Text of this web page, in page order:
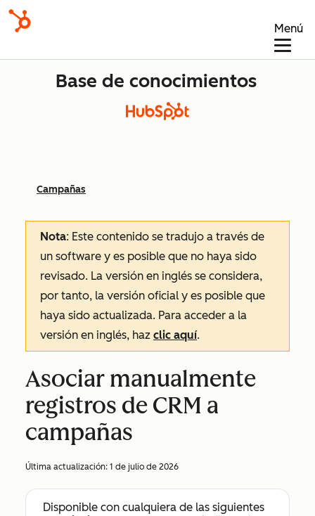
Menú
Base de conocimientos
Campañas
Nota: Este contenido se tradujo a través de
un software y es posible que no haya sido
revisado. La versión en inglés se considera,
por tanto, la versión oficial y es posible que
haya sido actualizada. Para acceder a la
versión en inglés, haz clic aquí.
Asociar manualmente
registros de CRM a
campañas
Última actualización: 1 de julio de 2026
Disponible con cualquiera de las siguientes